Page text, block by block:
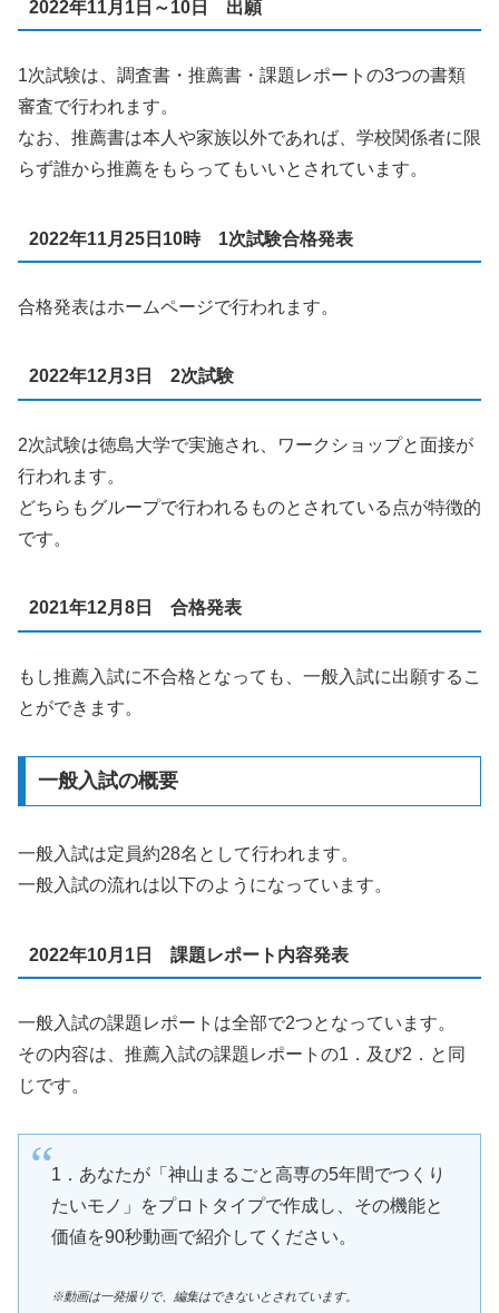
2022年11月1日～10日 出願
1次試験は、調査書・推薦書・課題レポートの3つの書類
審査で行われます。
なお、推薦書は本人や家族以外であれば、学校関係者に限
らず誰から推薦をもらってもいいとされています。
2022年11月25日10時 1次試験合格発表
合格発表はホームページで行われます。
2022年12月3日 2次試験
2次試験は徳島大学で実施され、ワークショップと面接が
行われます。
どちらもグループで行われるものとされている点が特徴的
です。
2021年12月8日 合格発表
もし推薦入試に不合格となっても、一般入試に出願するこ
とができます。
一般入試の概要
一般入試は定員約28名として行われます。
一般入試の流れは以下のようになっています。
2022年10月1日 課題レポート内容発表
一般入試の課題レポートは全部で2つとなっています。
その内容は、推薦入試の課題レポートの1．及び2．と同
じです。
1．あなたが「神山まるごと高専の5年間でつくり
たいモノ」をプロトタイプで作成し、その機能と
価値を90秒動画で紹介してください。
※動画は一発撮りで、編集はできないとされています。